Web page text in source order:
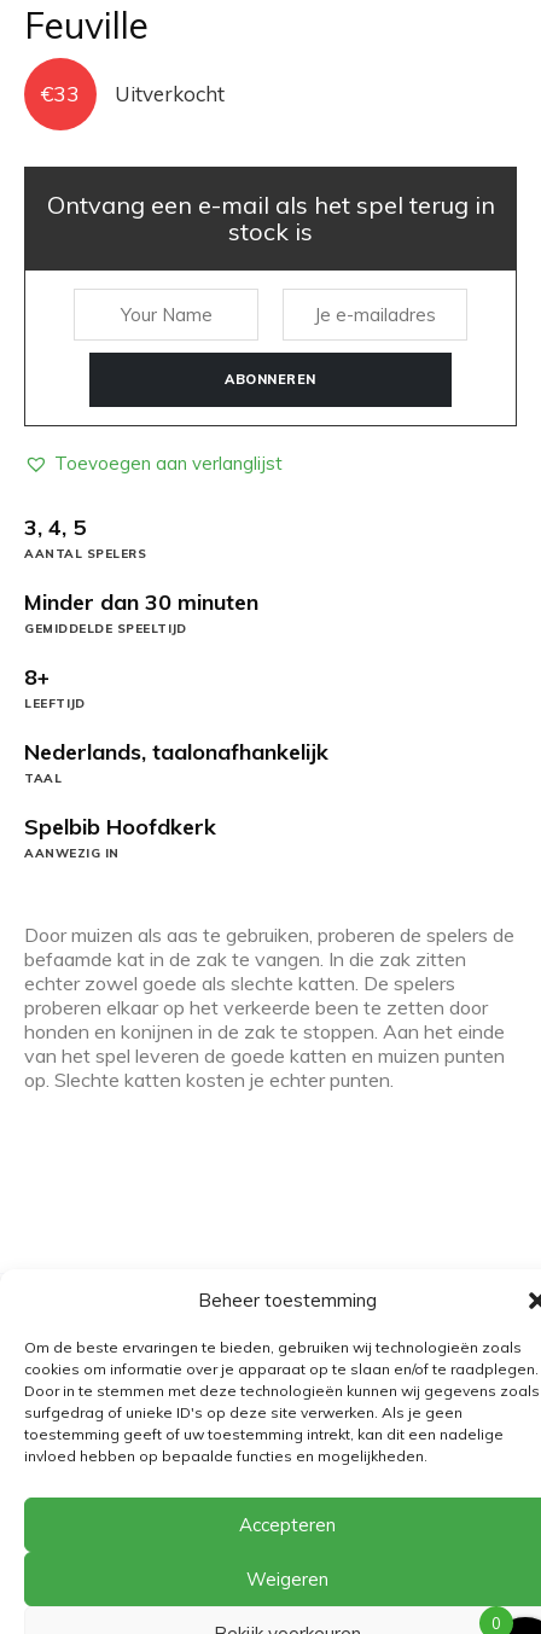
Beheer toestemming
Om de beste ervaringen te bieden, gebruiken wij technologieën zoals
cookies om informatie over je apparaat op te slaan en/of te raadplegen.
Door in te stemmen met deze technologieën kunnen wij gegevens zoals
surfgedrag of unieke ID's op deze site verwerken. Als je geen
toestemming geeft of uw toestemming intrekt, kan dit een nadelige
invloed hebben op bepaalde functies en mogelijkheden.
Accepteren
Weigeren
Feuville
€33 Uitverkocht
Ontvang een e-mail als het spel terug in
stock is
ABONNEREN
Toevoegen aan verlanglijst
3, 4, 5
AANTAL SPELERS
Minder dan 30 minuten
GEMIDDELDE SPEELTIJD
8+
LEEFTIJD
Nederlands, taalonafhankelijk
TAAL
Spelbib Hoofdkerk
AANWEZIG IN
Door muizen als aas te gebruiken, proberen de spelers de
befaamde kat in de zak te vangen. In die zak zitten
echter zowel goede als slechte katten. De spelers
proberen elkaar op het verkeerde been te zetten door
honden en konijnen in de zak te stoppen. Aan het einde
van het spel leveren de goede katten en muizen punten
op. Slechte katten kosten je echter punten.
Verzending
Retourbeleid
BE 0682.845.059
The Playground
0